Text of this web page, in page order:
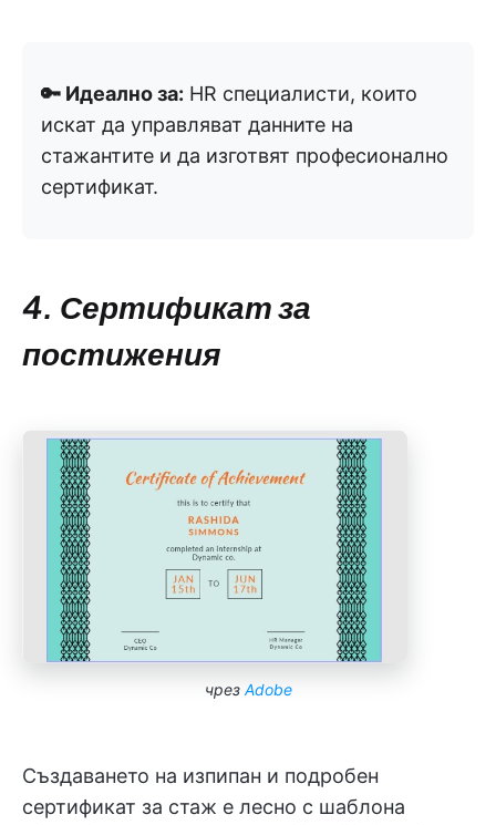
🔑 Идеално за: HR специалисти, които
искат да управляват данните на
стажантите и да изготвят професионално
сертификат.
4. Сертификат за
постижения
чрез Adobe
Създаването на изпипан и подробен
сертификат за стаж е лесно с шаблона